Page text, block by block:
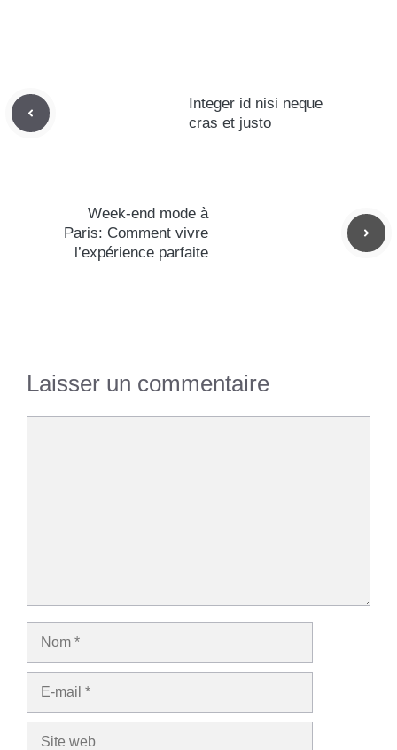
Integer id nisi neque
cras et justo
Week-end mode à
Paris: Comment vivre
l’expérience parfaite
Laisser un commentaire
Nom
Site